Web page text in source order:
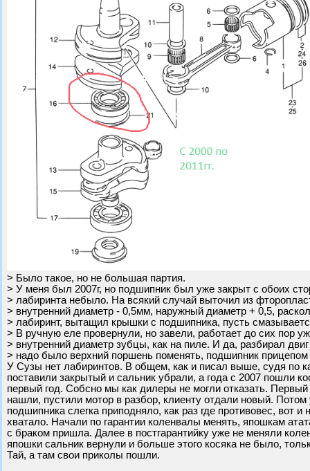
> Было такое, но не большая партия.
> У меня был 2007г, но подшипник был уже закрыт с обоих
> лабиринта небыло. На всякий случай выточил из
> внутренний диаметр - 0,5мм, наружный диаметр + 0,5,
> лабиринт, вытащил крышки с подшипника, пусть
> В ручную еле провернули, но завели, работает до сих пор
> внутренний диаметр зубцы, как на пиле. И да, разбирал
> надо было верхний поршень поменять, подшипник
У Сузы нет лабиринтов. В общем, как и писал выше, судя по
поставили закрытый и сальник убрали, а года с 2007 пошли
первый год. Собсно мы как дилеры не могли отказать.
нашли, пустили мотор в разбор, клиенту отдали новый.
подшипника слегка приподняло, как раз где противовес, вот
хватало. Начали по гарантии коленвалы менять, япошкам
с браком пришла. Далее в постгарантийку уже не меняли
япошки сальник вернули и больше этого косяка не было,
Тай, а там свои приколы пошли.